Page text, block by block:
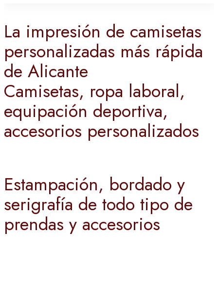
La impresión de camisetas
personalizadas más rápida
de Alicante
Camisetas, ropa laboral,
equipación deportiva,
accesorios personalizados
Estampación, bordado y
serigrafía de todo tipo de
prendas y accesorios